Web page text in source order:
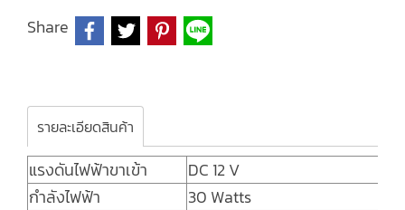
Share
รายละเอียดสินค้า
แรงดันไฟฟ้าขาเข้า
DC 12 V
กำลังไฟฟ้า
30 Watts